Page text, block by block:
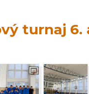
turnaj 6.